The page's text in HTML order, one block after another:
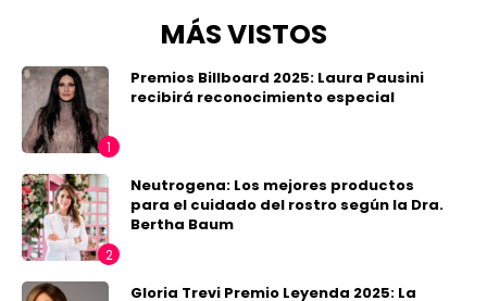
MÁS VISTOS
Premios Billboard 2025: Laura Pausini
recibirá reconocimiento especial
Neutrogena: Los mejores productos
para el cuidado del rostro según la Dra.
Bertha Baum
Gloria Trevi Premio Leyenda 2025: La